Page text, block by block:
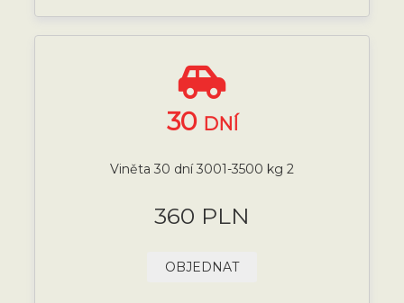
30 DNÍ
Viněta 30 dní 3001-3500 kg 2
360 PLN
OBJEDNAT